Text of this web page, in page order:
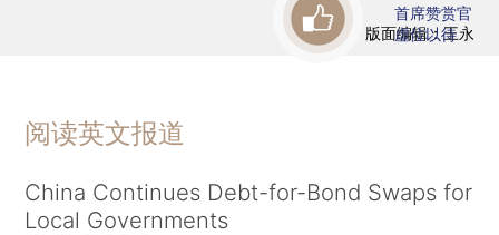
版面编辑：王永
首席赞赏官
虚位以待
阅读英文报道
China Continues Debt-for-Bond Swaps for
Local Governments